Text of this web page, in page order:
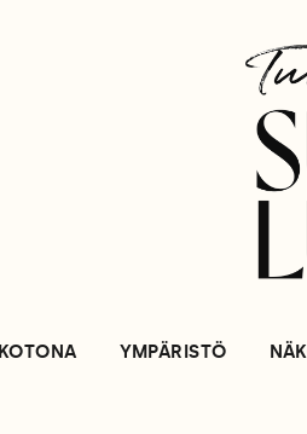
KOTONA YMPÄRISTÖ